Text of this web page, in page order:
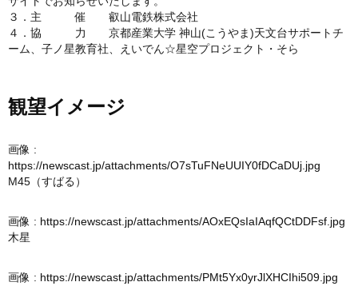
３．主 催 叡山電鉄株式会社
４．協 力 京都産業大学 神山(こうやま)天文台サポートチ
ーム、子ノ星教育社、えいでん☆星空プロジェクト・そら
観望イメージ
画像 :
https://newscast.jp/attachments/O7sTuFNeUUIY0fDCaDUj.jpg
M45（すばる）
画像 : https://newscast.jp/attachments/AOxEQsIaIAqfQCtDDFsf.jpg
木星
画像 : https://newscast.jp/attachments/PMt5Yx0yrJlXHCIhi509.jpg